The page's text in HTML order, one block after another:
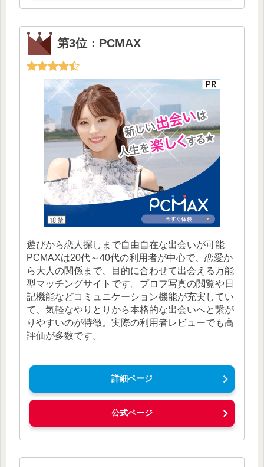
第3位：PCMAX
遊びから恋人探しまで自由自在な出会いが可能
PCMAXは20代～40代の利用者が中心で、恋愛か
ら大人の関係まで、目的に合わせて出会える万能
型マッチングサイトです。プロフ写真の閲覧や日
記機能などコミュニケーション機能が充実してい
て、気軽なやりとりから本格的な出会いへと繋が
りやすいのが特徴。実際の利用者レビューでも高
評価が多数です。
詳細ページ
公式ページ